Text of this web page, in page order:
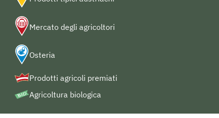
Mercato degli agricoltori
Osteria
Prodotti agricoli premiati
Agricoltura biologica